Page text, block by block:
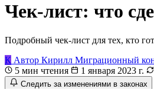
Чек-лист: что
Подробный чек-лист для тех, кто
К Автор Кирилл Миграционный
5 мин чтения
1 января 2023 г.
Следить за изменениями в законах